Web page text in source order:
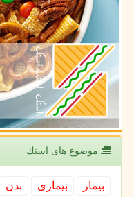
موضوع های اسنك
بیمار بیماری بدن